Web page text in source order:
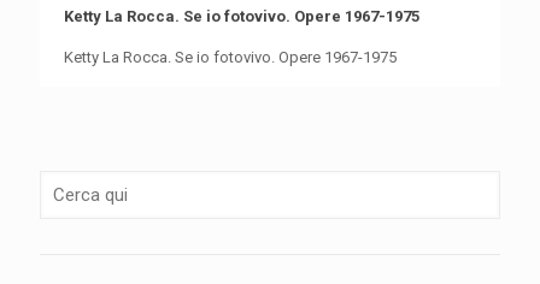
Ketty La Rocca. Se io fotovivo. Opere 1967-1975
Ketty La Rocca. Se io fotovivo. Opere 1967-1975